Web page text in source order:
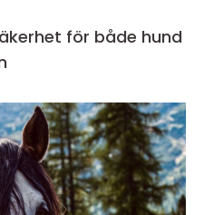
för både hund